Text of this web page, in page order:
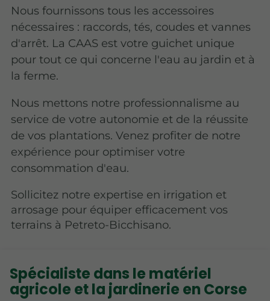
Nous fournissons tous les accessoires
nécessaires : raccords, tés, coudes et vannes
d'arrêt. La CAAS est votre guichet unique
pour tout ce qui concerne l'eau au jardin et à
la ferme.
Nous mettons notre professionnalisme au
service de votre autonomie et de la réussite
de vos plantations. Venez profiter de notre
expérience pour optimiser votre
consommation d'eau.
Sollicitez notre expertise en irrigation et
arrosage pour équiper efficacement vos
terrains à Petreto-Bicchisano.
Spécialiste dans le matériel
agricole et la jardinerie en Corse